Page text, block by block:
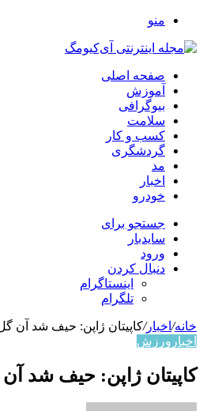
منو
صفحه اصلی
آموزش
بیوگرافی
سلامت
کسب و کار
گردشگری
مد
اخبار
خودرو
جستجو برای
سایدبار
ورود
دنبال کردن
اینستاگرام
تلگرام
خانه/ اخبار/کاپیتان ژاپن: حیف شد آن
اخبار ورزش
کاپیتان ژاپن: حیف شد